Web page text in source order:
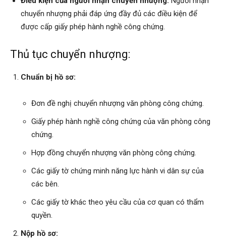
chuyển nhượng phải đáp ứng đầy đủ các điều kiện để
được cấp giấy phép hành nghề công chứng.
Thủ tục chuyển nhượng:
Chuẩn bị hồ sơ:
Đơn đề nghị chuyển nhượng văn phòng công chứng.
Giấy phép hành nghề công chứng của văn phòng công
chứng.
Hợp đồng chuyển nhượng văn phòng công chứng.
Các giấy tờ chứng minh năng lực hành vi dân sự của
các bên.
Các giấy tờ khác theo yêu cầu của cơ quan có thẩm
quyền.
Nộp hồ sơ: